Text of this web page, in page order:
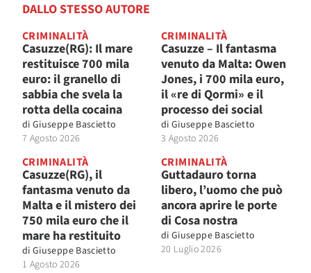
DALLO STESSO AUTORE
CRIMINALITÀ
Casuzze(RG): Il mare
restituisce 700 mila
euro: il granello di
sabbia che svela la
rotta della cocaina
di Giuseppe Bascietto
7 Agosto 2026
CRIMINALITÀ
Casuzze – Il fantasma
venuto da Malta: Owen
Jones, i 700 mila euro,
il «re di Qormi» e il
processo dei social
di Giuseppe Bascietto
3 Agosto 2026
CRIMINALITÀ
Casuzze(RG), il
fantasma venuto da
Malta e il mistero dei
750 mila euro che il
mare ha restituito
di Giuseppe Bascietto
1 Agosto 2026
CRIMINALITÀ
Guttadauro torna
libero, l’uomo che può
ancora aprire le porte
di Cosa nostra
di Giuseppe Bascietto
20 Luglio 2026